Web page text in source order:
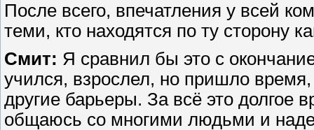
После всего, впечатления у всей
теми, кто находятся по ту сторону
Смит: Я сравнил бы это с
учился, взрослел, но пришло
другие барьеры. За всё это долгое
общаюсь со многими людьми и